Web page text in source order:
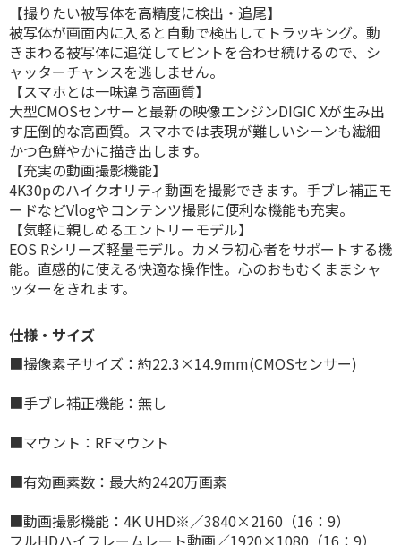
【撮りたい被写体を高精度に検出・追尾】
被写体が画面内に入ると自動で検出してトラッキング。動
きまわる被写体に追従してピントを合わせ続けるので、シ
ャッターチャンスを逃しません。
【スマホとは一味違う高画質】
大型CMOSセンサーと最新の映像エンジンDIGIC Xが生み出
す圧倒的な高画質。スマホでは表現が難しいシーンも繊細
かつ色鮮やかに描き出します。
【充実の動画撮影機能】
4K30pのハイクオリティ動画を撮影できます。手ブレ補正モ
ードなどVlogやコンテンツ撮影に便利な機能も充実。
【気軽に親しめるエントリーモデル】
EOS Rシリーズ軽量モデル。カメラ初心者をサポートする機
能。直感的に使える快適な操作性。心のおもむくままシャ
ッターをきれます。
仕様・サイズ
■撮像素子サイズ：約22.3×14.9mm(CMOSセンサー)
■手ブレ補正機能：無し
■マウント：RFマウント
■有効画素数：最大約2420万画素
■動画撮影機能：4K UHD※／3840×2160（16：9）
フルHDハイフレームレート動画／1920×1080（16：9）